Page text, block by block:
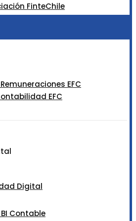
FinteChile
EFC
EFC
Digital
BI Contable